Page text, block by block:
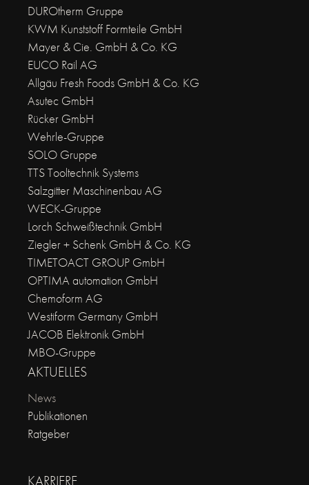
DUROtherm Gruppe
KWM Kunststoff Formteile GmbH
Mayer & Cie. GmbH & Co. KG
EUCO Rail AG
Allgäu Fresh Foods GmbH & Co. KG
Asutec GmbH
Rücker GmbH
Wehrle-Gruppe
SOLO Gruppe
TTS Tooltechnik Systems
Salzgitter Maschinenbau AG
WECK-Gruppe
Lorch Schweißtechnik GmbH
Ziegler + Schenk GmbH & Co. KG
TIMETOACT GROUP GmbH
OPTIMA automation GmbH
Chemoform AG
Westiform Germany GmbH
JACOB Elektronik GmbH
MBO-Gruppe
AKTUELLES
News
Publikationen
Ratgeber
KARRIERE